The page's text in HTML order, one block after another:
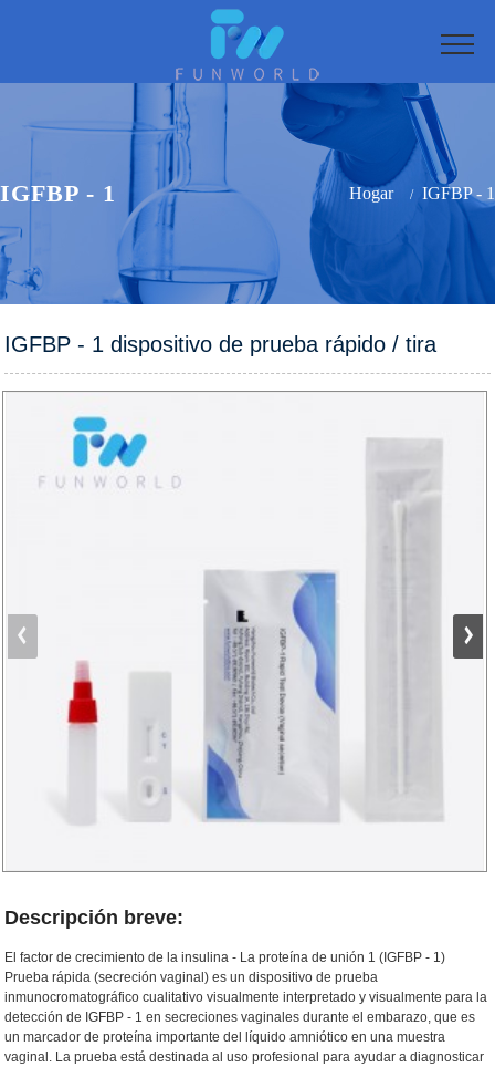
IGFBP - 1 Hogar IGFBP - 1
IGFBP - 1 dispositivo de prueba rápido / tira
Descripción breve:
El factor de crecimiento de la insulina - La proteína de unión 1 (IGFBP - 1)
Prueba rápida (secreción vaginal) es un dispositivo de prueba
inmunocromatográfico cualitativo visualmente interpretado y visualmente para la
detección de IGFBP - 1 en secreciones vaginales durante el embarazo, que es
un marcador de proteína importante del líquido amniótico en una muestra
vaginal. La prueba está destinada al uso profesional para ayudar a diagnosticar